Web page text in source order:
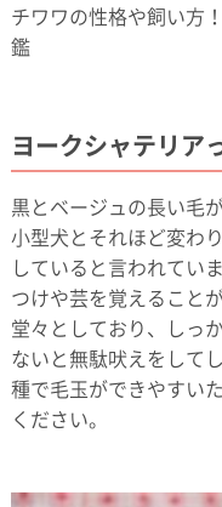
チワワの性格や飼い方
鑑
ヨークシャテリア
黒とベージュの長い毛
小型犬とそれほど変わ
していると言われてい
つけや芸を覚えること
堂々としており、しっ
ないと無駄吠えをして
種で毛玉ができやすい
ください。